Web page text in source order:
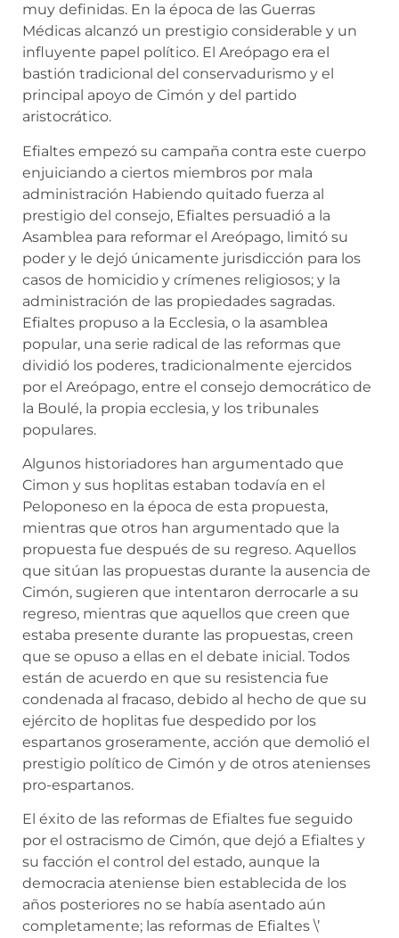
muy definidas. En la época de las Guerras
Médicas alcanzó un prestigio considerable y un
influyente papel político. El Areópago era el
bastión tradicional del conservadurismo y el
principal apoyo de Cimón y del partido
aristocrático.
Efialtes empezó su campaña contra este cuerpo
enjuiciando a ciertos miembros por mala
administración Habiendo quitado fuerza al
prestigio del consejo, Efialtes persuadió a la
Asamblea para reformar el Areópago, limitó su
poder y le dejó únicamente jurisdicción para los
casos de homicidio y crímenes religiosos; y la
administración de las propiedades sagradas.
Efialtes propuso a la Ecclesia, o la asamblea
popular, una serie radical de las reformas que
dividió los poderes, tradicionalmente ejercidos
por el Areópago, entre el consejo democrático de
la Boulé, la propia ecclesia, y los tribunales
populares.
Algunos historiadores han argumentado que
Cimon y sus hoplitas estaban todavía en el
Peloponeso en la época de esta propuesta,
mientras que otros han argumentado que la
propuesta fue después de su regreso. Aquellos
que sitúan las propuestas durante la ausencia de
Cimón, sugieren que intentaron derrocarle a su
regreso, mientras que aquellos que creen que
estaba presente durante las propuestas, creen
que se opuso a ellas en el debate inicial. Todos
están de acuerdo en que su resistencia fue
condenada al fracaso, debido al hecho de que su
ejército de hoplitas fue despedido por los
espartanos groseramente, acción que demolió el
prestigio político de Cimón y de otros atenienses
pro-espartanos.
El éxito de las reformas de Efialtes fue seguido
por el ostracismo de Cimón, que dejó a Efialtes y
su facción el control del estado, aunque la
democracia ateniense bien establecida de los
años posteriores no se había asentado aún
completamente; las reformas de Efialtes \’